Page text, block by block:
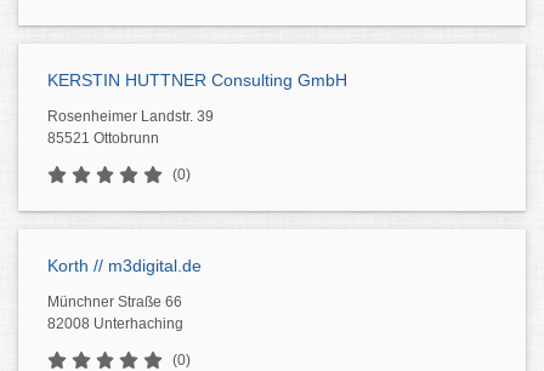
KERSTIN HUTTNER Consulting GmbH
Rosenheimer Landstr. 39
85521 Ottobrunn
(0)
Korth // m3digital.de
Münchner Straße 66
82008 Unterhaching
(0)